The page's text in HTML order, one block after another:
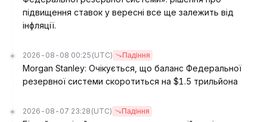
підвищення ставок у вересні все ще залежить від
інфляції.
2026-08-08 00:25 (UTC) Падіння
Morgan Stanley: Очікується, що баланс Федеральної
резервної системи скоротиться на $1.5 трильйона
2026-08-07 23:28 (UTC) Падіння